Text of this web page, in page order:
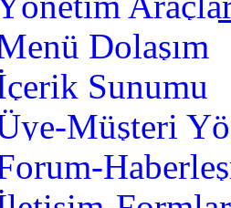
Dolaşım
Sunumu
Müşteri